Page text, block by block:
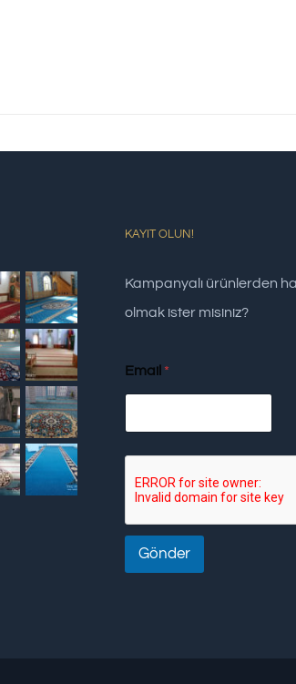
KAYIT OLUN!
Kampanyalı ürünlerden
olmak ister misiniz?
Email *
Gönder